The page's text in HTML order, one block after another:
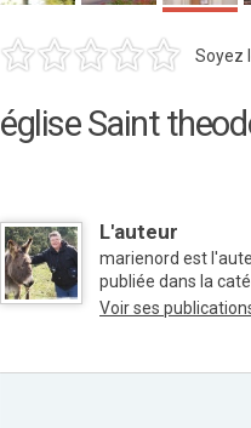
Soyez
église Saint
L'auteur
marienord est
publiée dans la
Voir ses